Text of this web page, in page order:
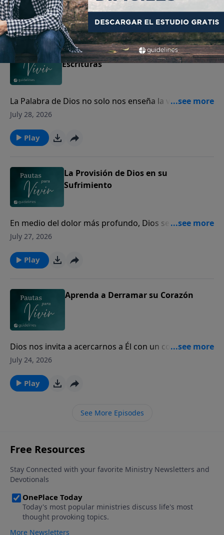
perdón.
Play
Cómo interpretar y aplicar las
Escrituras
La Palabra de Dios no solo nos enseña la verdad, sino
que transforma nuestro corazón y guía nuestra vida.
July 28, 2026
Play
La Provisión de Dios en su
Sufrimiento
En medio del dolor más profundo, Dios se acerca a
los corazones quebrantados para mostrarles Su
July 27, 2026
Play
Aprenda a Derramar su Corazón
Dios nos invita a acercarnos a Él con un corazón
sincero, incluso en nuestros momentos de mayor
July 24, 2026
Play
See More Episodes